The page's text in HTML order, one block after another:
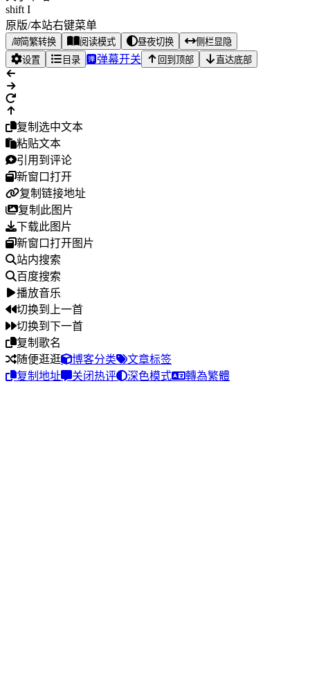
原版/本站右键菜单
简简繁转换 阅读模式
设置
目录 弹幕开关 回到顶部 直达底部
粘贴文本
引用到评论
新窗口打开
复制链接地址
复制此图片
下载此图片
新窗口打开图片
站内搜索
百度搜索
播放音乐
切换到上一首
切换到下一首
复制歌名
随便逛逛
复制地址
关闭热评 深色模式